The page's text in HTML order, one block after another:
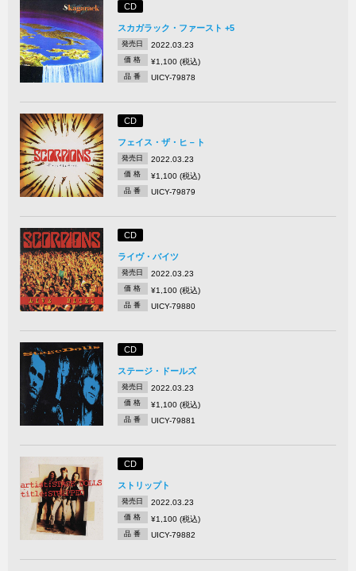
CD
スカガラック・ファースト +5
発売日 2022.03.23
価 格 ¥1,100 (税込)
品 番 UICY-79878
CD
フェイス・ザ・ヒ－ト
発売日 2022.03.23
価 格 ¥1,100 (税込)
品 番 UICY-79879
CD
ライヴ・バイツ
発売日 2022.03.23
価 格 ¥1,100 (税込)
品 番 UICY-79880
CD
ステージ・ドールズ
発売日 2022.03.23
価 格 ¥1,100 (税込)
品 番 UICY-79881
CD
ストリップト
発売日 2022.03.23
価 格 ¥1,100 (税込)
品 番 UICY-79882